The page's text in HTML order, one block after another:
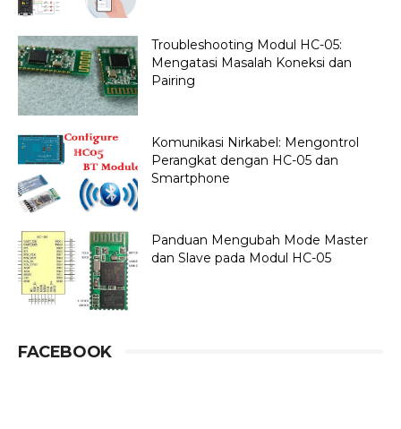
Troubleshooting Modul HC-05:
Mengatasi Masalah Koneksi dan
Pairing
Komunikasi Nirkabel: Mengontrol
Perangkat dengan HC-05 dan
Smartphone
Panduan Mengubah Mode Master
dan Slave pada Modul HC-05
FACEBOOK